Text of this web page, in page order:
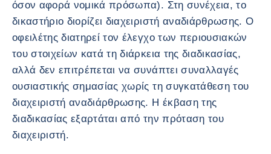
όσον αφορά νομικά πρόσωπα). Στη συνέχεια, το
δικαστήριο διορίζει διαχειριστή αναδιάρθρωσης. Ο
οφειλέτης διατηρεί τον έλεγχο των περιουσιακών
του στοιχείων κατά τη διάρκεια της διαδικασίας,
αλλά δεν επιτρέπεται να συνάπτει συναλλαγές
ουσιαστικής σημασίας χωρίς τη συγκατάθεση του
διαχειριστή αναδιάρθρωσης. Η έκβαση της
διαδικασίας εξαρτάται από την πρόταση του
διαχειριστή.